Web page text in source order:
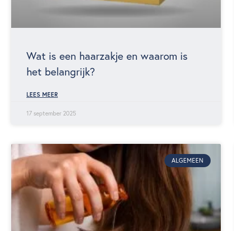
Wat is een haarzakje en waarom is
het belangrijk?
LEES MEER
17 september 2025
ALGEMEEN